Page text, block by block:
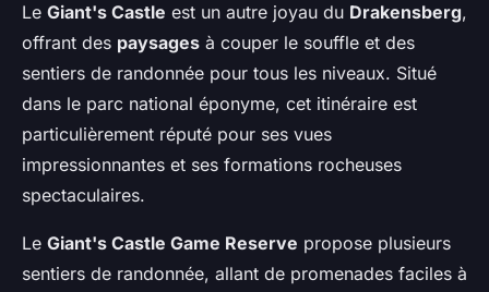
Le Giant's Castle est un autre joyau du Drakensberg,
offrant des paysages à couper le souffle et des
sentiers de randonnée pour tous les niveaux. Situé
dans le parc national éponyme, cet itinéraire est
particulièrement réputé pour ses vues
impressionnantes et ses formations rocheuses
spectaculaires.
Le Giant's Castle Game Reserve propose plusieurs
sentiers de randonnée, allant de promenades faciles à